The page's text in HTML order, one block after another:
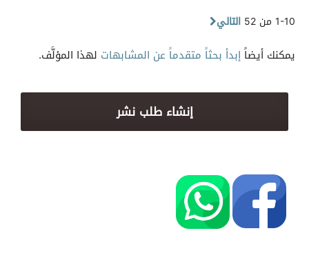
1-10 من 52
التالي
يمكنك أيضاًإبدأ بحثاً متقدماً عن المشابهات لهذا المؤلَّف.
إنشاء طلب نشر